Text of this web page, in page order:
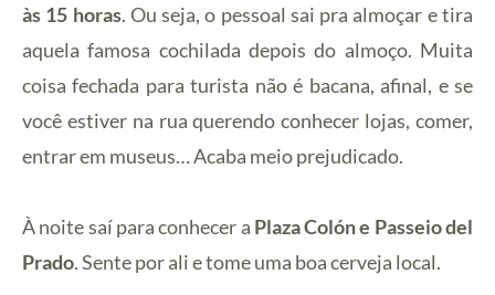
às 15 horas. Ou seja, o pessoal sai pra almoçar e tira
aquela famosa cochilada depois do almoço. Muita
coisa fechada para turista não é bacana, afinal, e se
você estiver na rua querendo conhecer lojas, comer,
entrar em museus… Acaba meio prejudicado.
À noite saí para conhecer a Plaza Colón e Passeio del
Prado. Sente por ali e tome uma boa cerveja local.